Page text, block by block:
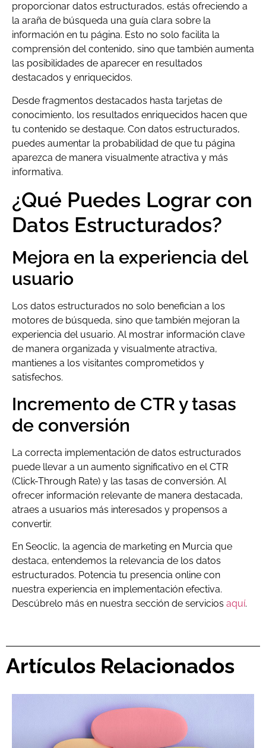
proporcionar datos estructurados, estás ofreciendo a
la araña de búsqueda una guía clara sobre la
información en tu página. Esto no solo facilita la
comprensión del contenido, sino que también aumenta
las posibilidades de aparecer en resultados
destacados y enriquecidos.
Desde fragmentos destacados hasta tarjetas de
conocimiento, los resultados enriquecidos hacen que
tu contenido se destaque. Con datos estructurados,
puedes aumentar la probabilidad de que tu página
aparezca de manera visualmente atractiva y más
informativa.
¿Qué Puedes Lograr con
Datos Estructurados?
Mejora en la experiencia del
usuario
Los datos estructurados no solo benefician a los
motores de búsqueda, sino que también mejoran la
experiencia del usuario. Al mostrar información clave
de manera organizada y visualmente atractiva,
mantienes a los visitantes comprometidos y
satisfechos.
Incremento de CTR y tasas
de conversión
La correcta implementación de datos estructurados
puede llevar a un aumento significativo en el CTR
(Click-Through Rate) y las tasas de conversión. Al
ofrecer información relevante de manera destacada,
atraes a usuarios más interesados y propensos a
convertir.
En Seoclic, la agencia de marketing en Murcia que
destaca, entendemos la relevancia de los datos
estructurados. Potencia tu presencia online con
nuestra experiencia en implementación efectiva.
Descúbrelo más en nuestra sección de servicios aquí.
Artículos Relacionados